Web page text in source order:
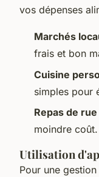
vos dépenses
Marchés
frais et bon
Cuisine
simples pour
Repas de rue
moindre coût.
Utilisation
Pour une